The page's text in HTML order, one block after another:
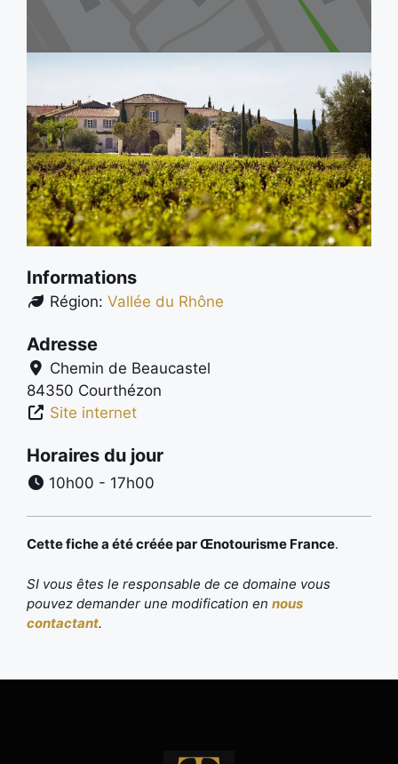
Informations
Région:Vallée du Rhône
Adresse
Chemin de Beaucastel
84350 Courthézon
Site internet
Horaires du jour
10h00 - 17h00
Cette fiche a été créée par Œnotourisme France.
SI vous êtes le responsable de ce domaine vous
pouvez demander une modification en nous
contactant.